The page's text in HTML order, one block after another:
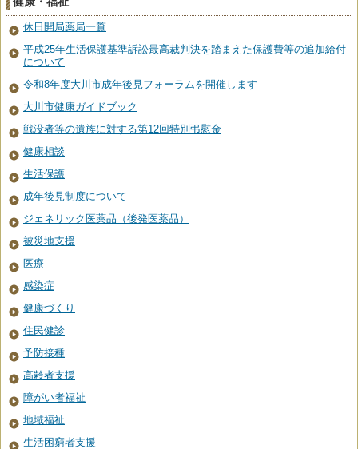
休日開局薬局一覧
平成25年生活保護基準訴訟最高裁判決を踏まえた保護費等の追加給付
について
令和8年度大川市成年後見フォーラムを開催します
大川市健康ガイドブック
戦没者等の遺族に対する第12回特別弔慰金
健康相談
生活保護
成年後見制度について
ジェネリック医薬品（後発医薬品）
被災地支援
医療
感染症
健康づくり
住民健診
予防接種
高齢者支援
障がい者福祉
地域福祉
生活困窮者支援